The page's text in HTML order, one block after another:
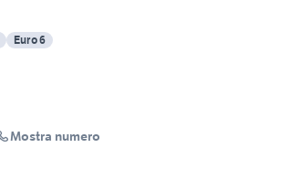
Euro 6
Mostra numero